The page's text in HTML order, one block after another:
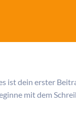
ist dein erster
mit dem